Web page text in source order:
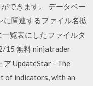
できます。 データベー
に関連するファイル名拡
覧表にしたファイルタ
15 無料 ninjatrader
ア UpdateStar - The
of indicators, with an